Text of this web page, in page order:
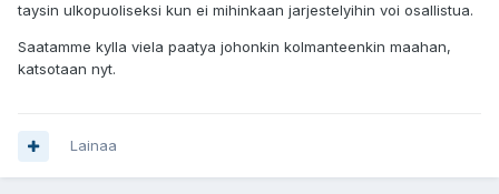
taysin ulkopuoliseksi kun ei mihinkaan jarjestelyihin voi osallistua.
Saatamme kylla viela paatya johonkin kolmanteenkin maahan,
katsotaan nyt.
Lainaa